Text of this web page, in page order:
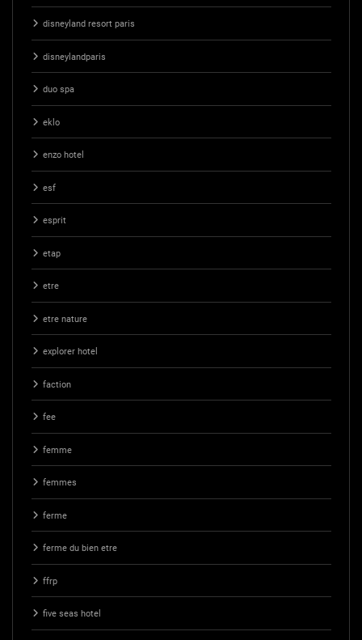
disneyland resort paris
disneylandparis
duo spa
eklo
enzo hotel
esf
esprit
etap
etre
etre nature
explorer hotel
faction
fee
femme
femmes
ferme
ferme du bien etre
ffrp
five seas hotel